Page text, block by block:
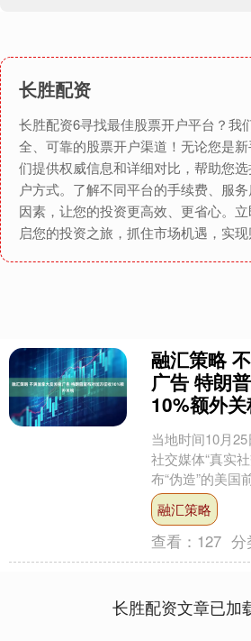
长胜配资
长胜配资6寻找最佳股票开户平台？我
全、可靠的股票开户渠道！无论您是
们提供权威信息和详细对比，帮助您
户方式。了解不同平台的手续费、服
因素，让您的投资更高效、更省心。
启您的投资之旅，抓住市场机遇，实现
融汇策略
广告 特朗
10%额外
当地时间10月
社交媒体“真实
布“伪造”的美国
其“使用剪辑后
示此举属....
融汇策略
查看： 127 分
长胜配资文章已加